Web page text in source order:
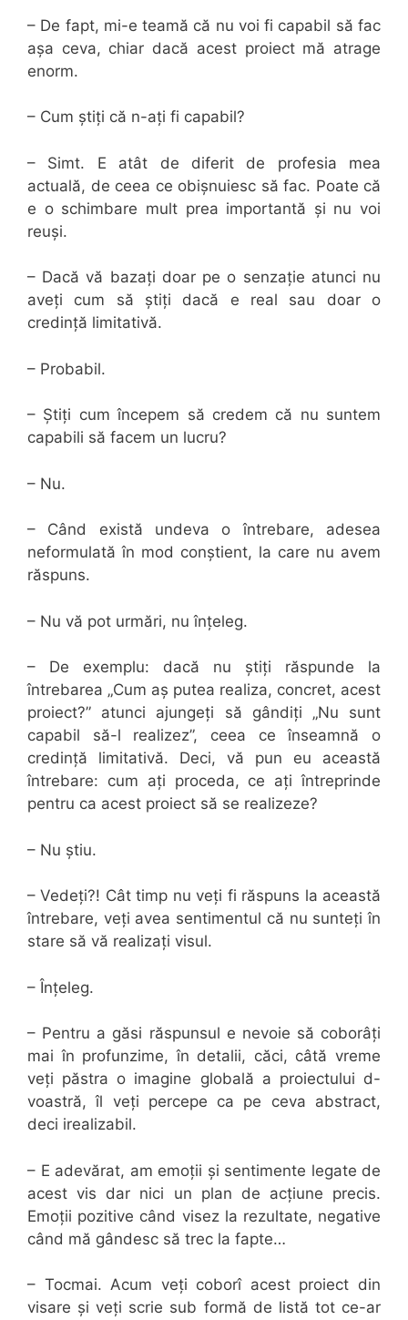
– De fapt, mi-e teamă că nu voi fi capabil să fac
așa ceva, chiar dacă acest proiect mă atrage
enorm.
– Cum știți că n-ați fi capabil?
– Simt. E atât de diferit de profesia mea
actuală, de ceea ce obișnuiesc să fac. Poate că
e o schimbare mult prea importantă și nu voi
reuși.
– Dacă vă bazați doar pe o senzație atunci nu
aveți cum să știți dacă e real sau doar o
credință limitativă.
– Probabil.
– Știți cum începem să credem că nu suntem
capabili să facem un lucru?
– Nu.
– Când există undeva o întrebare, adesea
neformulată în mod conștient, la care nu avem
răspuns.
– Nu vă pot urmări, nu înțeleg.
– De exemplu: dacă nu știți răspunde la
întrebarea „Cum aș putea realiza, concret, acest
proiect?” atunci ajungeți să gândiți „Nu sunt
capabil să-l realizez”, ceea ce înseamnă o
credință limitativă. Deci, vă pun eu această
întrebare: cum ați proceda, ce ați întreprinde
pentru ca acest proiect să se realizeze?
– Nu știu.
– Vedeți?! Cât timp nu veți fi răspuns la această
întrebare, veți avea sentimentul că nu sunteți în
stare să vă realizați visul.
– Înțeleg.
– Pentru a găsi răspunsul e nevoie să coborâți
mai în profunzime, în detalii, căci, câtă vreme
veți păstra o imagine globală a proiectului d-
voastră, îl veți percepe ca pe ceva abstract,
deci irealizabil.
– E adevărat, am emoții și sentimente legate de
acest vis dar nici un plan de acțiune precis.
Emoții pozitive când visez la rezultate, negative
când mă gândesc să trec la fapte…
– Tocmai. Acum veți coborî acest proiect din
visare și veți scrie sub formă de listă tot ce-ar